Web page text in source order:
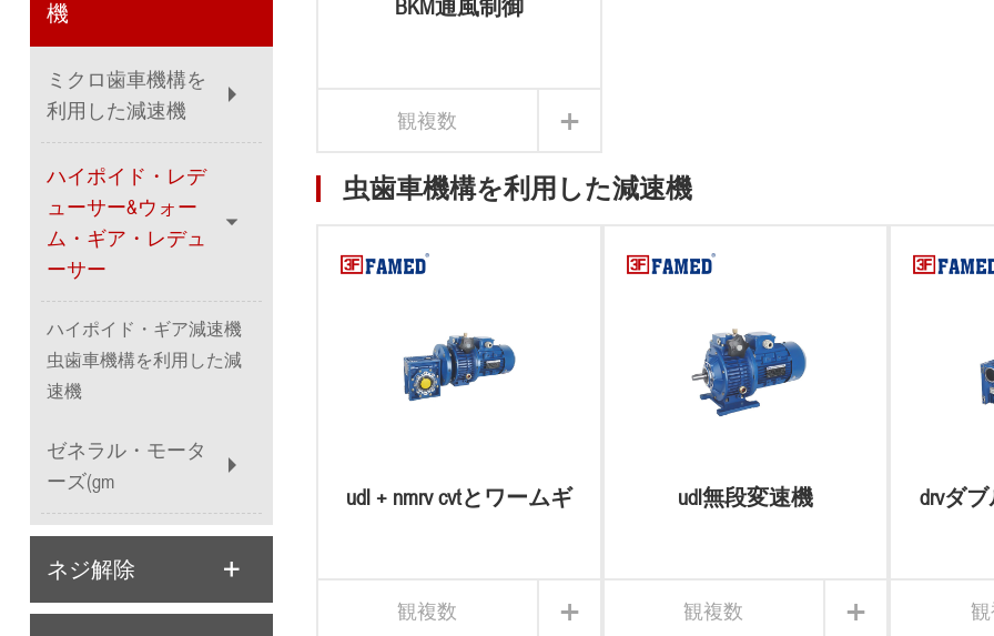
機
ミクロ歯車機構を
利用した減速機
ハイポイド・レデ
ューサー&ウォー
ム・ギア・レデュ
ーサー
ハイポイド・ギア減速機
虫歯車機構を利用した減
速機
ゼネラル・モータ
ーズ(gm
ネジ解除
BKM通風制御
+
観複数
虫歯車機構を利用した減速機
udl + nmrv cvtとワームギ
+
観複数
udl無段変速機
+
観複数
drvダ